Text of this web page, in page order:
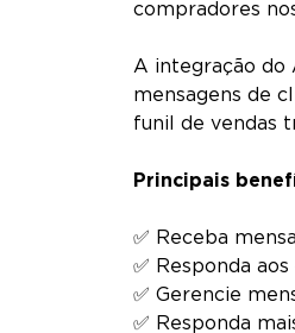
compradores
A integração do
mensagens de
funil de vendas
Principais
✅ Receba
✅ Responda
✅ Gerencie
✅ Responda